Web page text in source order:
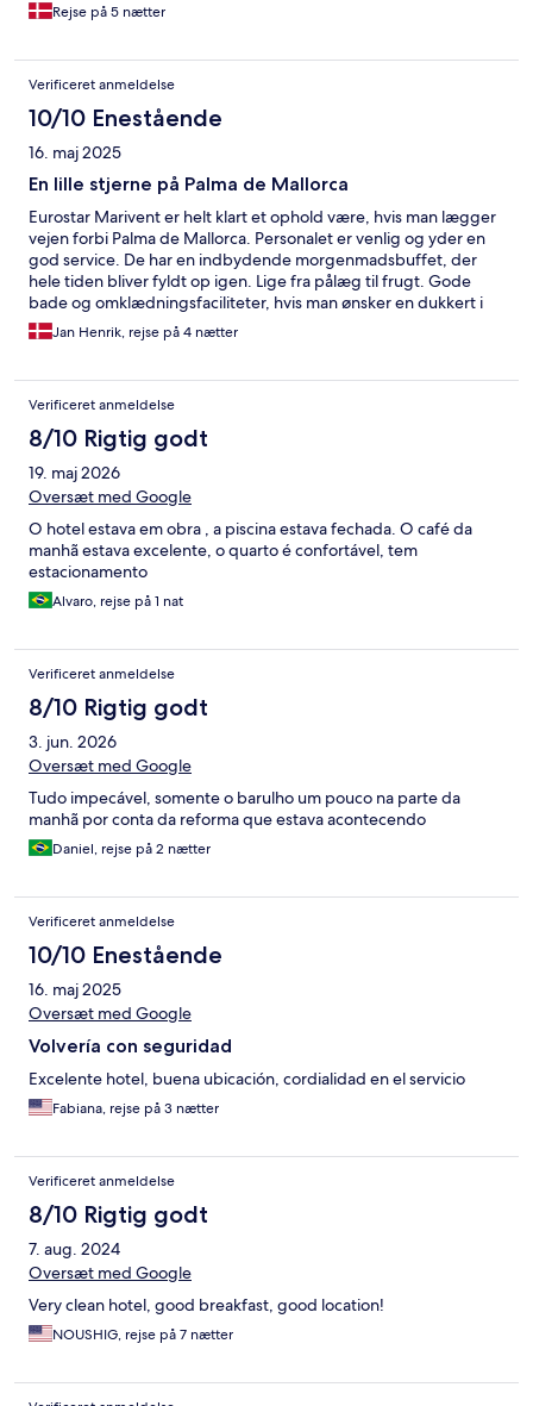
Rejse på 5 nætter
Verificeret anmeldelse
10/10 Enestående
16. maj 2025
En lille stjerne på Palma de Mallorca
Eurostar Marivent er helt klart et ophold være, hvis man lægger
vejen forbi Palma de Mallorca. Personalet er venlig og yder en
god service. De har en indbydende morgenmadsbuffet, der
hele tiden bliver fyldt op igen. Lige fra pålæg til frugt. Gode
bade og omklædningsfaciliteter, hvis man ønsker en dukkert i
poolen. Hyggelig poolbar, med mulighed for lidt at spise.
Jan Henrik, rejse på 4 nætter
Verificeret anmeldelse
8/10 Rigtig godt
19. maj 2026
Oversæt med Google
O hotel estava em obra , a piscina estava fechada. O café da
manhã estava excelente, o quarto é confortável, tem
estacionamento
Alvaro, rejse på 1 nat
Verificeret anmeldelse
8/10 Rigtig godt
3. jun. 2026
Oversæt med Google
Tudo impecável, somente o barulho um pouco na parte da
manhã por conta da reforma que estava acontecendo
Daniel, rejse på 2 nætter
Verificeret anmeldelse
10/10 Enestående
16. maj 2025
Oversæt med Google
Volvería con seguridad
Excelente hotel, buena ubicación, cordialidad en el servicio
Fabiana, rejse på 3 nætter
Verificeret anmeldelse
8/10 Rigtig godt
7. aug. 2024
Oversæt med Google
Very clean hotel, good breakfast, good location!
NOUSHIG, rejse på 7 nætter